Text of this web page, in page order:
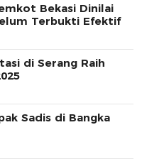
Bekasi Dinilai
Terbukti Efektif
di Serang Raih
Sadis di Bangka